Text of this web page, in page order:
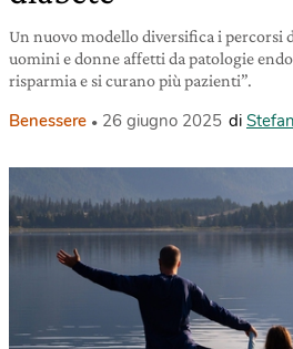
Un nuovo modello diversifica i percorsi
uomini e donne affetti da patologie
risparmia e si curano più pazienti”.
Benessere 26 giugno 2025 di